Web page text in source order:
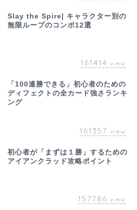
Slay the Spire| キャラクター別の
無限ループのコンボ12選
161414 view
「100連勝できる」初心者のための
ディフェクトの全カード強さランキ
ング
161357 view
初心者が「まずは１勝」するための
アイアンクラッド攻略ポイント
157786 view